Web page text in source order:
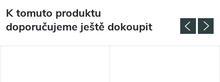
K tomuto produktu
doporučujeme ještě dokoupit